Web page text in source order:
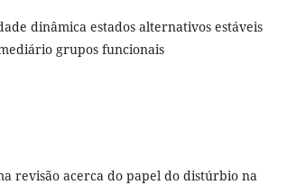
dinâmica estados alternativos estáveis
grupos funcionais
revisão acerca do papel do distúrbio na